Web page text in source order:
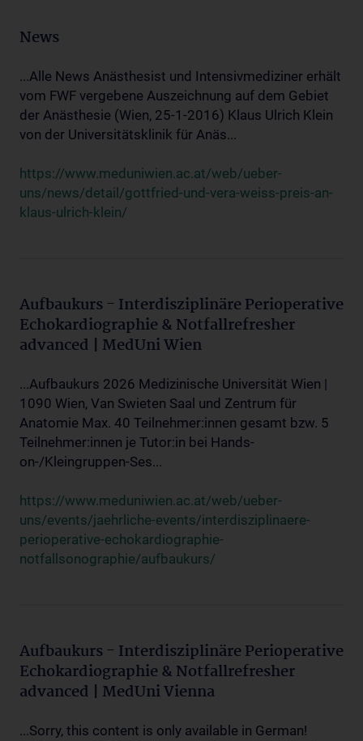
News
...Alle News Anästhesist und Intensivmediziner erhält
vom FWF vergebene Auszeichnung auf dem Gebiet
der Anästhesie (Wien, 25-1-2016) Klaus Ulrich Klein
von der Universitätsklinik für Anäs...
https://www.meduniwien.ac.at/web/ueber-
uns/news/detail/gottfried-und-vera-weiss-preis-an-
klaus-ulrich-klein/
Aufbaukurs - Interdisziplinäre Perioperative
Echokardiographie & Notfallrefresher
advanced | MedUni Wien
...Aufbaukurs 2026 Medizinische Universität Wien |
1090 Wien, Van Swieten Saal und Zentrum für
Anatomie Max. 40 Teilnehmer:innen gesamt bzw. 5
Teilnehmer:innen je Tutor:in bei Hands-
on-/Kleingruppen-Ses...
https://www.meduniwien.ac.at/web/ueber-
uns/events/jaehrliche-events/interdisziplinaere-
perioperative-echokardiographie-
notfallsonographie/aufbaukurs/
Aufbaukurs - Interdisziplinäre Perioperative
Echokardiographie & Notfallrefresher
advanced | MedUni Vienna
...Sorry, this content is only available in German!